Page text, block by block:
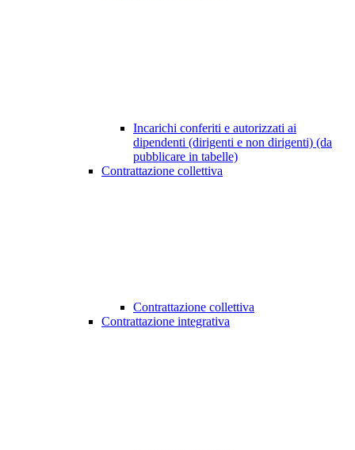
Incarichi conferiti e autorizzati ai
dipendenti (dirigenti e non dirigenti) (da
pubblicare in tabelle)
Contrattazione collettiva
Contrattazione collettiva
Contrattazione integrativa